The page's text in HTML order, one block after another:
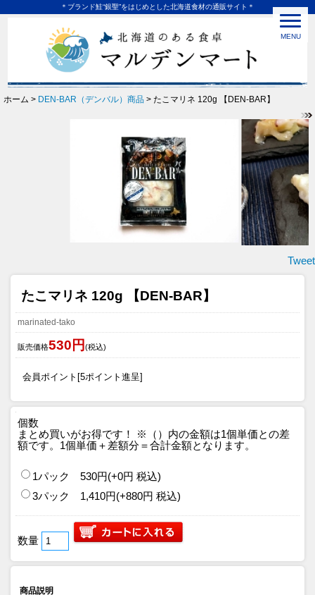
＊ブランド鮭“銀聖”をはじめとした北海道食材の通販サイト＊
MENU
ホーム > DEN-BAR（デンバル）商品 > たこマリネ 120g 【DEN-BAR】
Tweet
たこマリネ 120g 【DEN-BAR】
marinated-tako
販売価格530円(税込)
会員ポイント[5ポイント進呈]
個数
まとめ買いがお得です！ ※（）内の金額は1個単価との差
額です。1個単価＋差額分＝合計金額となります。
1パック 530円(+0円 税込)
3パック 1,410円(+880円 税込)
数量
商品説明